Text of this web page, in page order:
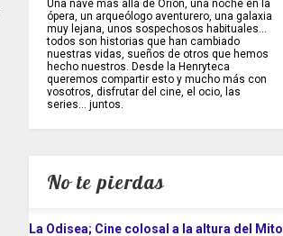
Una nave más allá de Orion, una noche en la
ópera, un arqueólogo aventurero, una galaxia
muy lejana, unos sospechosos habituales...
todos son historias que han cambiado
nuestras vidas, sueños de otros que hemos
hecho nuestros. Desde la Henryteca
queremos compartir esto y mucho más con
vosotros, disfrutar del cine, el ocio, las
series... juntos.
No te pierdas
La Odisea; Cine colosal a la altura del Mito